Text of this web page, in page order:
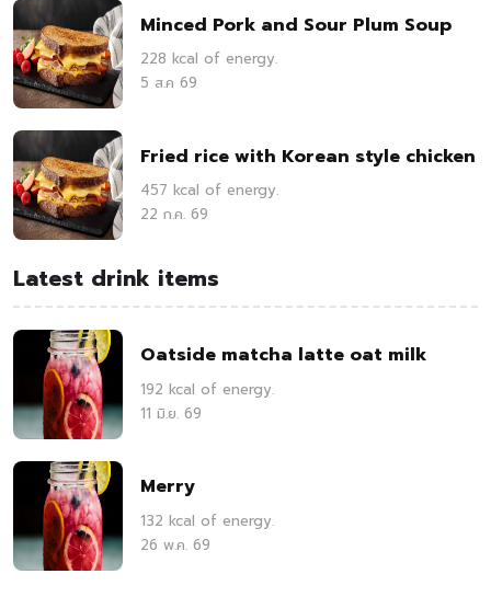
Minced Pork and Sour Plum Soup
228 kcal of energy.
5 ส.ค 69
Fried rice with Korean style chicken
457 kcal of energy.
22 ก.ค. 69
Latest drink items
Oatside matcha latte oat milk
192 kcal of energy.
11 มิ.ย. 69
Merry
132 kcal of energy.
26 พ.ค. 69